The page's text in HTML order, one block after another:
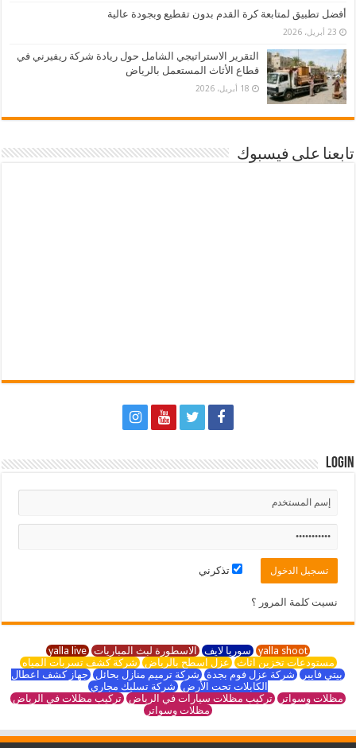
أفضل تطبيق لمتابعة كرة القدم بدون تقطيع وبجودة عالية
23 أبريل، 2026
التقرير الاستراتيجي الشامل حول ريادة شركة ريفيرني في
قطاع الأثاث المستعمل بالرياض
18 أبريل، 2026
تابعنا على فيسبوك
Login
تذكرني
نسيت كلمة المرور ؟
yalla shoot سوريا لايف الاسطورة لبث المباريات yalla live
مستودعات تخزين اثاث عزل اسطح بالرياض شركة كشف تسربات المياه
بيتي فايبر شركة عزل فوم بجدة شركة ترميم منازل بحائل جهاز كشف اعطال
الكابلات تحت الأرض شركة تسليك مجاري
مظلات وسواتر تركيب مظلات سيارات في الرياض تركيب مظلات في الرياض
مظلات وسواتر